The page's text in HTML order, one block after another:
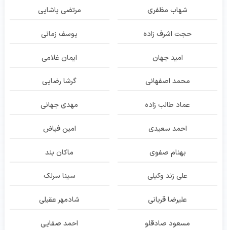
شهاب مظفری مرتضی پاشایی
حجت اشرف زاده یوسف زمانی
امید جهان ایمان غلامی
محمد اصفهانی گرشا رضایی
عماد طالب زاده مهدی جهانی
احمد سعیدی امین فیاض
بهنام صفوی ماکان بند
علی زند وکیلی سینا سرلک
علیرضا قربانی شادمهر عقیلی
مسعود صادقلو احمد صفایی